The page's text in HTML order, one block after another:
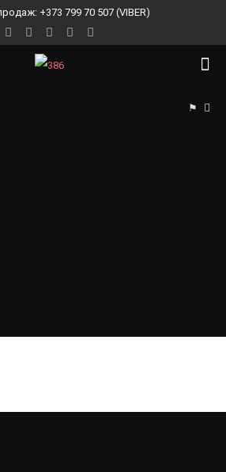
+373 799 70 507 (VIBER)
⚑